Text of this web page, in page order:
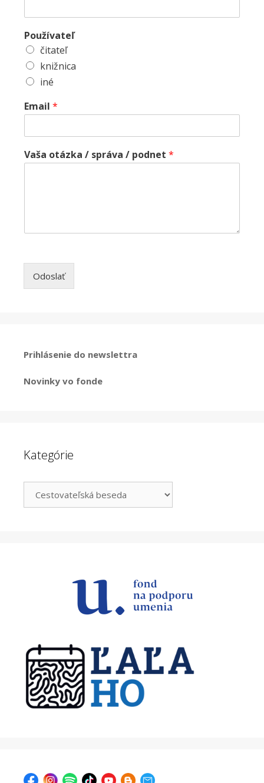
Používateľ
čitateľ
knižnica
iné
Email *
Vaša otázka / správa / podnet *
Odoslať
Prihlásenie do newslettra
Novinky vo fonde
Kategórie